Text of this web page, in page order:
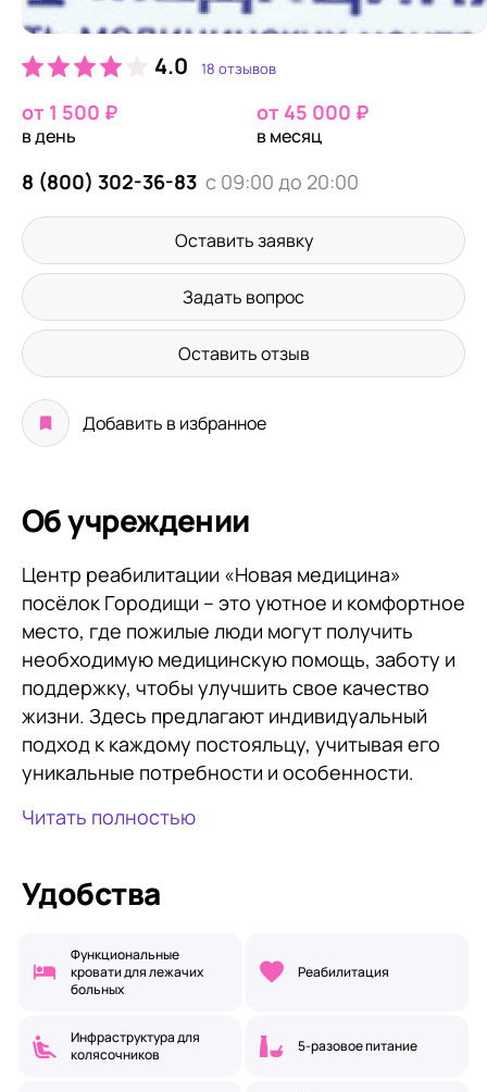
4.0 18 отзывов
от 1 500 ₽
в день
от 45 000 ₽
в месяц
8 (800) 302-36-83 с 09:00 до 20:00
Оставить заявку
Задать вопрос
Оставить отзыв
Добавить в избранное
Об учреждении
Центр реабилитации «Новая медицина»
посёлок Городищи – это уютное и комфортное
место, где пожилые люди могут получить
необходимую медицинскую помощь, заботу и
поддержку, чтобы улучшить свое качество
жизни. Здесь предлагают индивидуальный
подход к каждому постояльцу, учитывая его
уникальные потребности и особенности.
Читать полностью
Удобства
Функциональные
кровати для лежачих
больных
Реабилитация
Инфраструктура для
колясочников
5-разовое питание